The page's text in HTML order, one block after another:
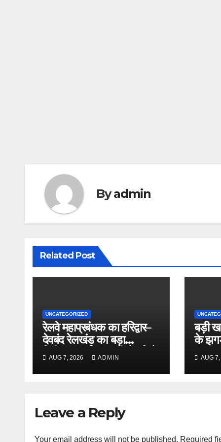
Byadmin
Related Post
UNCATEGORIZED
रेलवे महाप्रबंधक का हरिद्वार–
देवबंद रेलखंड का बड़ा
निरीक्षण, अर्धकुंभ- की तैयारियों
का लिया जायजा
AUG 7, 2026 ADMIN
बड़ी
के
AUG
Leave a Reply
Your email address will not be published. Required